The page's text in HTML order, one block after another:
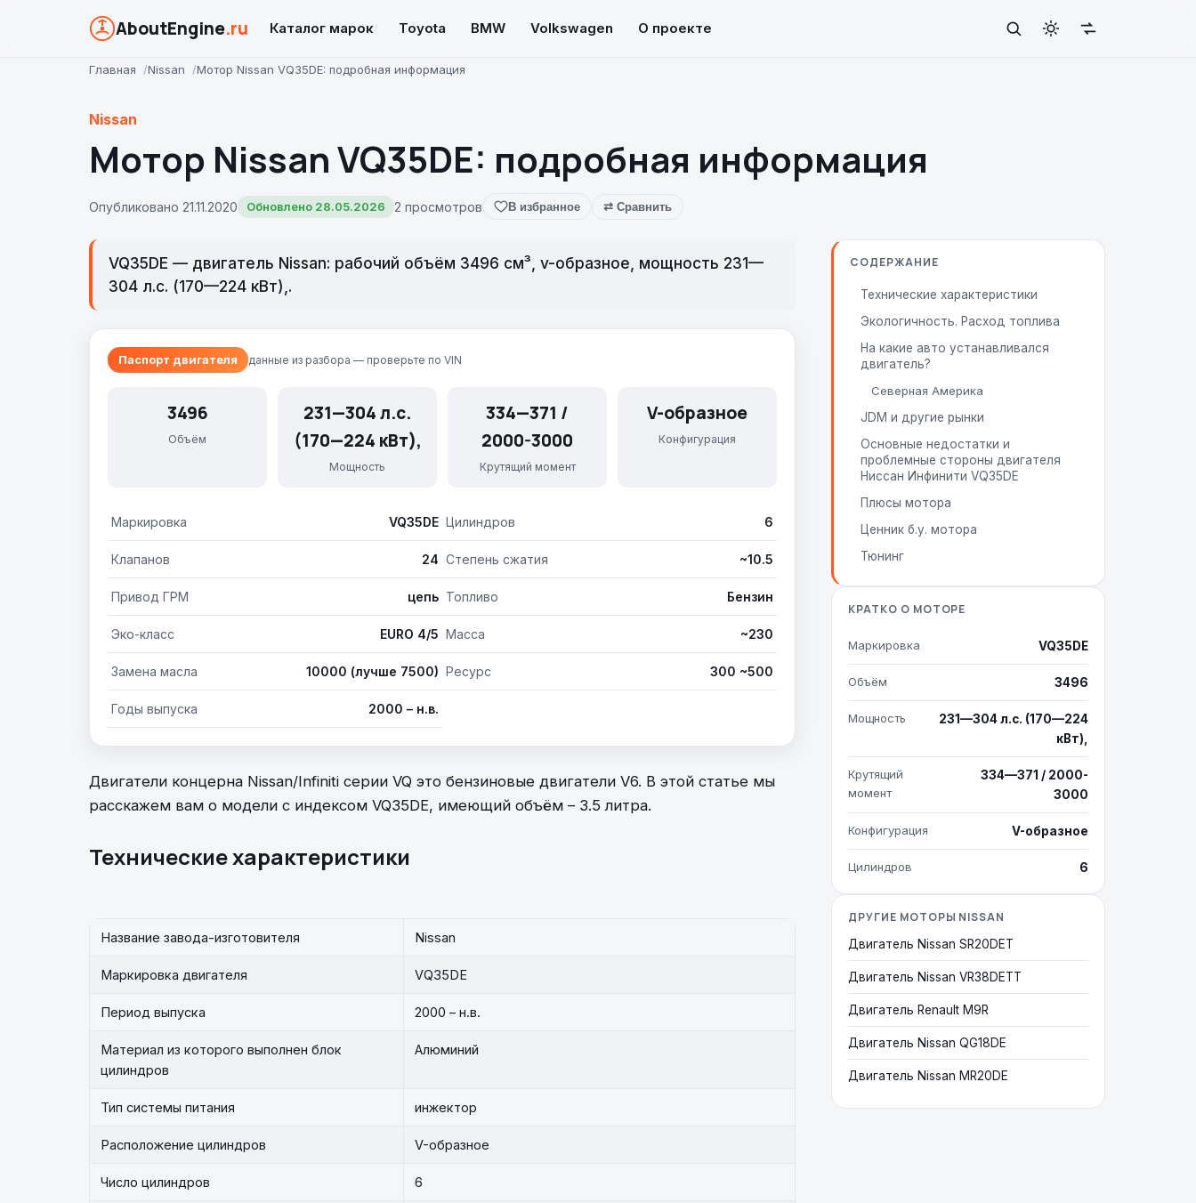
AboutEngine.ru Каталог марок Toyota BMW Volkswagen О проекте
Главная Nissan Мотор Nissan VQ35DE: подробная информация
Nissan
Мотор Nissan VQ35DE: подробная информация
Опубликовано 21.11.2020 Обновлено 28.05.2026 2 просмотров В избранное ⇄ Сравнить
VQ35DE — двигатель Nissan: рабочий объём 3496 см³, v-образное, мощность 231—
304 л.с. (170—224 кВт),.
Паспорт двигателя данные из разбора — проверьте по VIN
3496
Объём
231—304 л.с.
(170—224 кВт),
Мощность
334—371 /
2000-3000
Крутящий момент
V-образное
Конфигурация
Маркировка VQ35DE Цилиндров 6
Клапанов 24 Степень сжатия ~10.5
Привод ГРМ цепь Топливо Бензин
Эко-класс EURO 4/5 Масса ~230
Замена масла 10000 (лучше 7500) Ресурс 300 ~500
Годы выпуска 2000 – н.в.
Двигатели концерна Nissan/Infiniti серии VQ это бензиновые двигатели V6. В этой статье мы
расскажем вам о модели с индексом VQ35DE, имеющий объём – 3.5 литра.
Технические характеристики
Название завода-изготовителя Nissan
Маркировка двигателя VQ35DE
Период выпуска 2000 – н.в.
Материал из которого выполнен блок
цилиндров
Алюминий
Тип системы питания инжектор
Расположение цилиндров V-образное
Число цилиндров 6
СОДЕРЖАНИЕ
Технические характеристики
Экологичность. Расход топлива
На какие авто устанавливался
двигатель?
Северная Америка
JDM и другие рынки
Основные недостатки и
проблемные стороны двигателя
Ниссан Инфинити VQ35DE
Плюсы мотора
Ценник б.у. мотора
Тюнинг
КРАТКО О МОТОРЕ
Маркировка VQ35DE
Объём 3496
Мощность
231—304 л.с. (170—224
кВт),
Крутящий
момент
334—371 / 2000-
3000
Конфигурация V-образное
Цилиндров 6
ДРУГИЕ МОТОРЫ NISSAN
Двигатель Nissan SR20DET
Двигатель Nissan VR38DETT
Двигатель Renault M9R
Двигатель Nissan QG18DE
Двигатель Nissan MR20DE